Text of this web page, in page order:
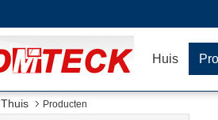
Huis
Thuis Producten